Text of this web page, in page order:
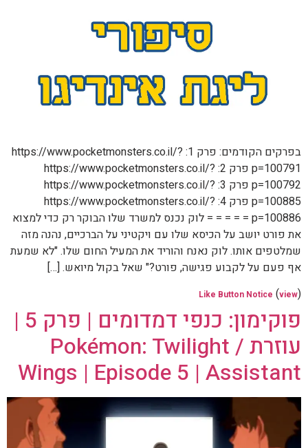
בפרקים הקודמים: פרק 1: https://www.pocketmonsters.co.il/?
p=100791 פרק 2: https://www.pocketmonsters.co.il/?
p=100792 פרק 3: https://www.pocketmonsters.co.il/?
p=100885 פרק 4: https://www.pocketmonsters.co.il/?
p=100886 = = = = = לוק נכנס למשרד שלו הבוקר רק כדי למצוא
את פורט יושב על הכיסא שלו עם ויקטיני על הברכיים, נהנה מזה
שמלטפים אותו. לוק נאנח והוריד את המעיל החום שלו. "לא שמעת
אף פעם על לקבוע פגישה, פורט?" שאל בקול מיואש. […]
Like Button Notice (view)
פוקימון: כנפי דמדומים | פרק 5 |
עוזרת / Pokémon: Twilight
Wings | Episode 5 | Assistant